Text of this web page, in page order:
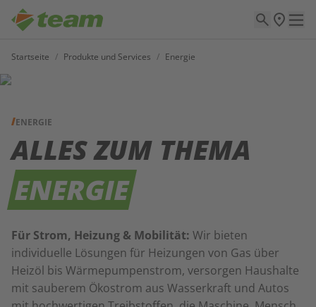
Startseite / Produkte und Services / Energie
ENERGIE
ALLES ZUM THEMA
ENERGIE
Für Strom, Heizung & Mobilität: Wir bieten
individuelle Lösungen für Heizungen von Gas über
Heizöl bis Wärmepumpenstrom, versorgen Haushalte
mit sauberem Ökostrom aus Wasserkraft und Autos